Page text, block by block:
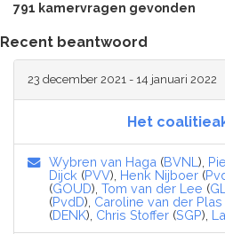
791 kamervragen gevonden
Recent beantwoord
23 december 2021 - 14 januari 2022
Het
Wybren van Haga (BVNL ),
Dijck (PVV), Henk Nijboer (
(GOUD), Tom van der Lee (GL
(PvdD), Caroline van der Plas
(DENK), Chris Stoffer (SGP),